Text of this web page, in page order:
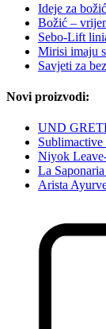
Ideje za
Božić –
Sebo-Lift
Mirisi imaju
Savjeti za
Novi proizvodi:
UND
Sublimactive
Niyok
La
Arista